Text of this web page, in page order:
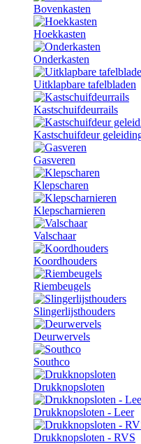
Bovenkasten
Hoekkasten
Onderkasten
Uitklapbare tafelbladen
Kastschuifdeurrails
Kastschuifdeur
Gasveren
Klepscharen
Klepscharnieren
Valschaar
Koordhouders
Riembeugels
Slingerlijsthouders
Deurwervels
Southco
Drukknopsloten
Drukknopsloten - Leer
Drukknopsloten - RVS